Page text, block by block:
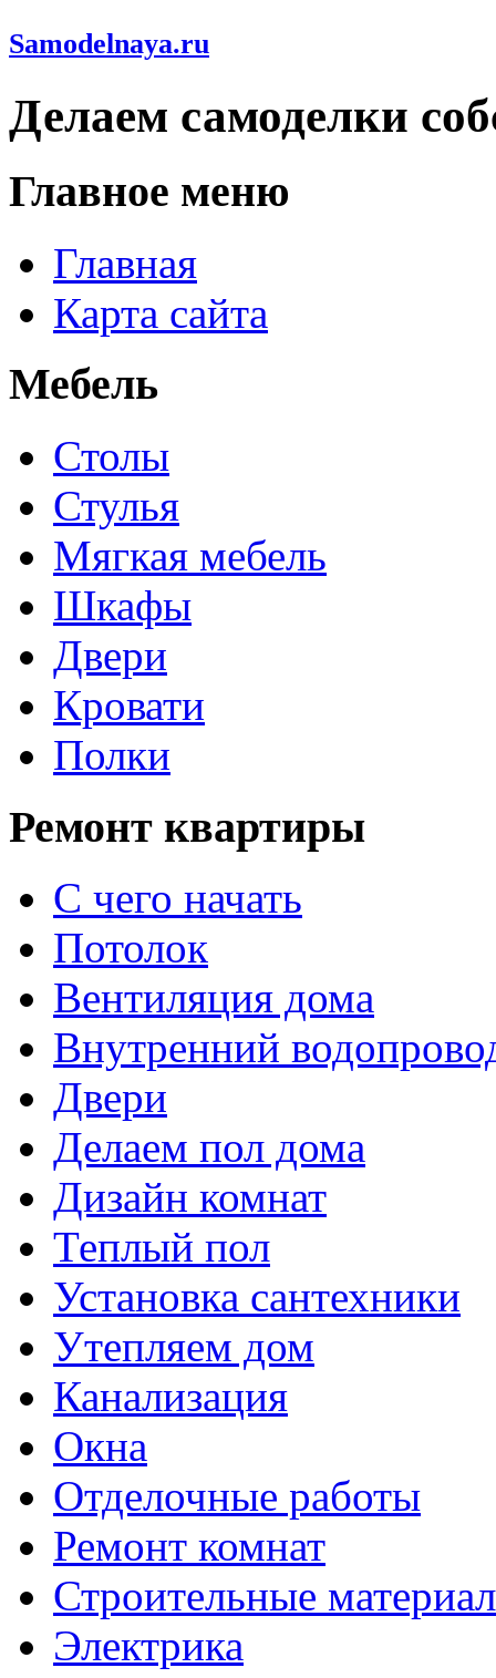
Samodelnaya.ru
Делаем самоделки
Главное меню
Главная
Карта сайта
Мебель
Столы
Стулья
Мягкая мебель
Шкафы
Двери
Кровати
Полки
Ремонт квартиры
С чего начать
Потолок
Вентиляция дома
Внутренний
Двери
Делаем пол дома
Дизайн комнат
Теплый пол
Установка сантехники
Утепляем дом
Канализация
Окна
Отделочные работы
Ремонт комнат
Строительные
Электрика